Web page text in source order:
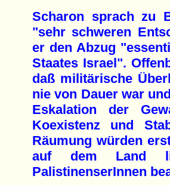
Scharon sprach zu
"sehr schweren
er den Abzug
Staates Israel".
daß militärische
nie von Dauer war
Eskalation der
Koexistenz und
Räumung würden
auf dem Land
PalistinenserInnen